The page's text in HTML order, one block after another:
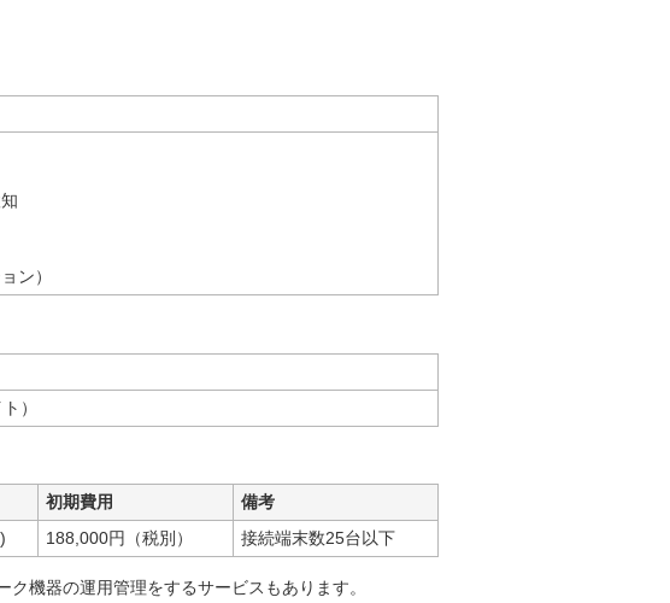
ン）
）
初期費用
備考
188,000円（税別） 接続端末数25台以下
機器の運用管理をするサービスもあります。